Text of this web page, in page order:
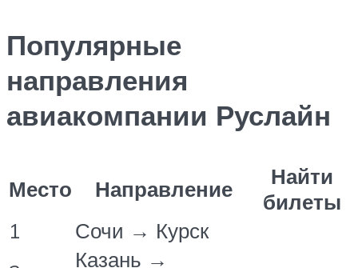
Популярные
направления
авиакомпании Руслайн
Место Направление
Найти
билеты
1
Сочи → Курск
Казань →